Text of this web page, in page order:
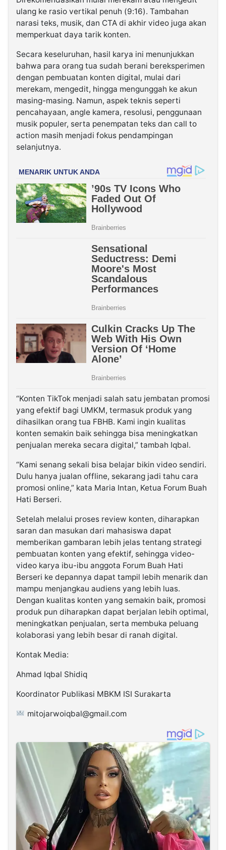
ulang ke rasio vertikal penuh (9:16). Tambahan
narasi teks, musik, dan CTA di akhir video juga akan
memperkuat daya tarik konten.
Secara keseluruhan, hasil karya ini menunjukkan
bahwa para orang tua sudah berani bereksperimen
dengan pembuatan konten digital, mulai dari
merekam, mengedit, hingga mengunggah ke akun
masing-masing. Namun, aspek teknis seperti
pencahayaan, angle kamera, resolusi, penggunaan
musik populer, serta penempatan teks dan call to
action masih menjadi fokus pendampingan
selanjutnya.
“Konten TikTok menjadi salah satu jembatan promosi
yang efektif bagi UMKM, termasuk produk yang
dihasilkan orang tua FBHB. Kami ingin kualitas
konten semakin baik sehingga bisa meningkatkan
penjualan mereka secara digital,” tambah Iqbal.
“Kami senang sekali bisa belajar bikin video sendiri.
Dulu hanya jualan offline, sekarang jadi tahu cara
promosi online,” kata Maria Intan, Ketua Forum Buah
Hati Berseri.
Setelah melalui proses review konten, diharapkan
saran dan masukan dari mahasiswa dapat
memberikan gambaran lebih jelas tentang strategi
pembuatan konten yang efektif, sehingga video-
video karya ibu-ibu anggota Forum Buah Hati
Berseri ke depannya dapat tampil lebih menarik dan
mampu menjangkau audiens yang lebih luas.
Dengan kualitas konten yang semakin baik, promosi
produk pun diharapkan dapat berjalan lebih optimal,
meningkatkan penjualan, serta membuka peluang
kolaborasi yang lebih besar di ranah digital.
Kontak Media:
Ahmad Iqbal Shidiq
Koordinator Publikasi MBKM ISI Surakarta
mitojarwoiqbal@gmail.com